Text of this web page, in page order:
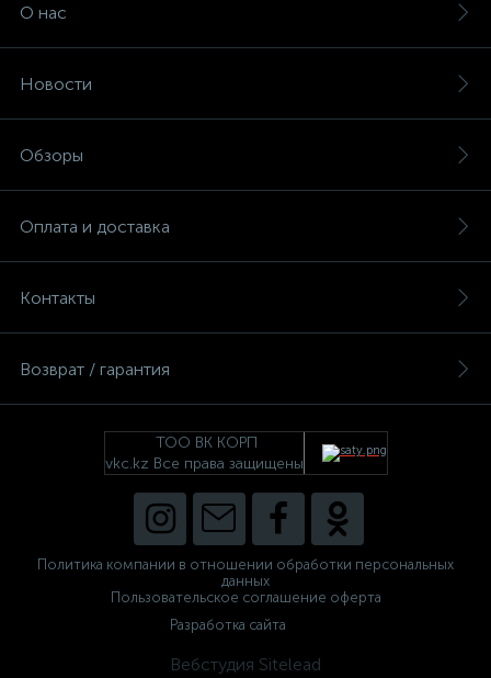
О нас
Новости
Обзоры
Оплата и доставка
Контакты
Возврат / гарантия
ТОО ВК КОРП
vkc.kz Все права защищены
Политика компании в отношении обработки персональных
данных
Пользовательское соглашение оферта
Разработка сайта
Вебстудия Sitelead